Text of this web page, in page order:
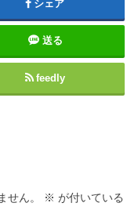
シェア
送る
feedly
せん。 ※ が付いている